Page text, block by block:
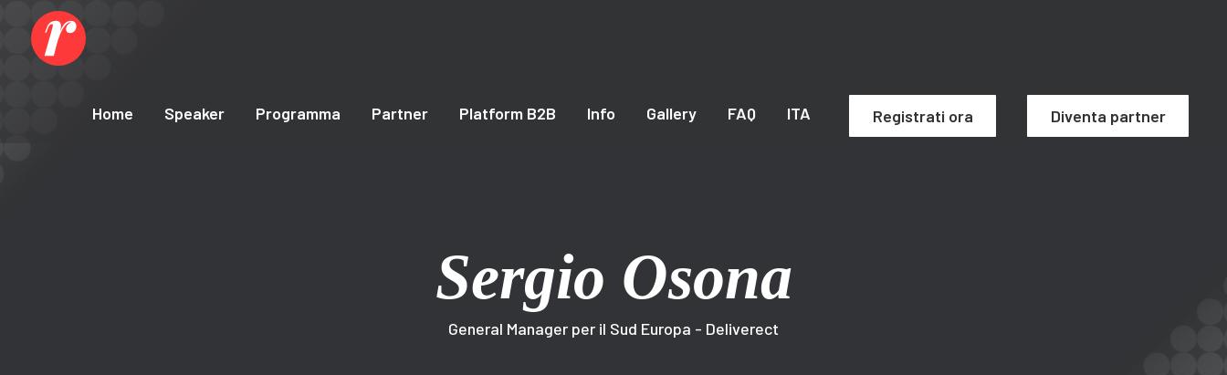
Home Speaker Programma Partner Platform B2B Info Gallery FAQ ITA Registrati ora Diventa partner
Sergio Osona
General Manager per il Sud Europa - Deliverect